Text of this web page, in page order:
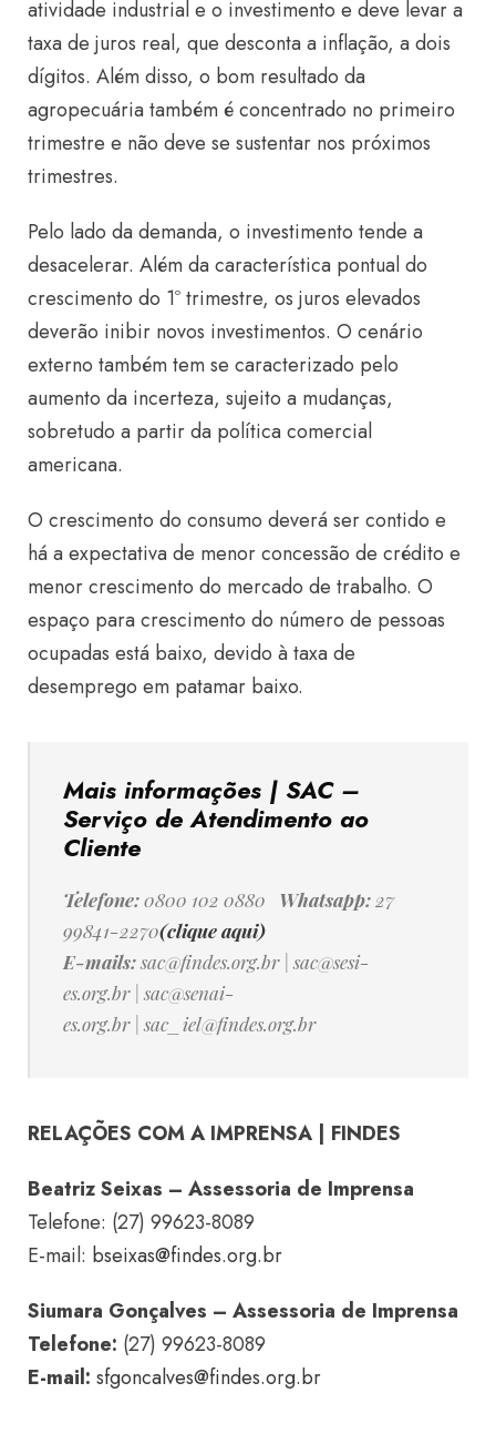
atividade industrial e o investimento e deve levar a
taxa de juros real, que desconta a inflação, a dois
dígitos. Além disso, o bom resultado da
agropecuária também é concentrado no primeiro
trimestre e não deve se sustentar nos próximos
trimestres.
Pelo lado da demanda, o investimento tende a
desacelerar. Além da característica pontual do
crescimento do 1º trimestre, os juros elevados
deverão inibir novos investimentos. O cenário
externo também tem se caracterizado pelo
aumento da incerteza, sujeito a mudanças,
sobretudo a partir da política comercial
americana.
O crescimento do consumo deverá ser contido e
há a expectativa de menor concessão de crédito e
menor crescimento do mercado de trabalho. O
espaço para crescimento do número de pessoas
ocupadas está baixo, devido à taxa de
desemprego em patamar baixo.
Mais informações | SAC –
Serviço de Atendimento ao
Cliente
Telefone:0800 102 0880 Whatsapp: 27
99841-2270(clique aqui)
E-mails:sac@findes.org.br|sac@sesi-
es.org.br|sac@senai-
es.org.br|sac_iel@findes.org.br
RELAÇÕES COM A IMPRENSA | FINDES
Beatriz Seixas – Assessoria de Imprensa
Telefone: (27) 99623-8089
E-mail: bseixas@findes.org.br
Siumara Gonçalves – Assessoria de Imprensa
Telefone: (27) 99623-8089
E-mail: sfgoncalves@findes.org.br